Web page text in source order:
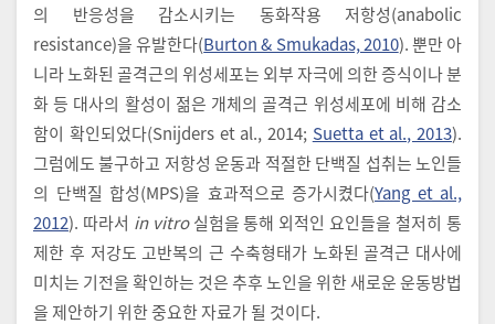
의 반응성을 감소시키는 동화작용 저항성(anabolic
resistance)을 유발한다(Burton & Smukadas, 2010). 뿐만 아
니라 노화된 골격근의 위성세포는 외부 자극에 의한 증식이나 분
화 등 대사의 활성이 젊은 개체의 골격근 위성세포에 비해 감소
함이 확인되었다(Snijders et al., 2014; Suetta et al., 2013).
그럼에도 불구하고 저항성 운동과 적절한 단백질 섭취는 노인들
의 단백질 합성(MPS)을 효과적으로 증가시켰다(Yang et al.,
2012). 따라서 in vitro실험을 통해 외적인 요인들을 철저히 통
제한 후 저강도 고반복의 근 수축형태가 노화된 골격근 대사에
미치는 기전을 확인하는 것은 추후 노인을 위한 새로운 운동방법
을 제안하기 위한 중요한 자료가 될 것이다.